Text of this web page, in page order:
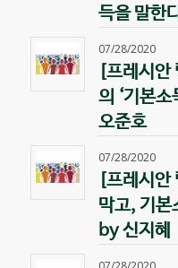
득을 말한
07/28/2020
[프레시
의 ‘기본
오준호
07/28/2020
[프레시
막고, 기본
by 신지혜